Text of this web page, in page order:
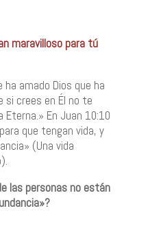
maravilloso para tú
amado Dios que ha
si crees en Él no te
En Juan 10:10
que tengan vida, y
(Una vida
las personas no están